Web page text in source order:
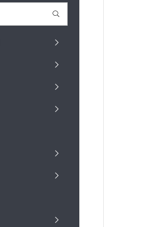
Prospect / Fury
Primal / Split /
Primal / Split /
Buzz kid lenses &
Venom 3200 /
Venom 3200 /